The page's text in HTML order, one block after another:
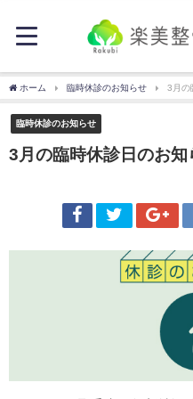
ホーム 臨時休診のお知らせ 3月の
臨時休診のお知らせ
3月の臨時休診日のお知